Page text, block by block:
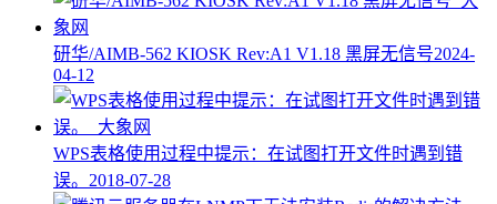
研华/AIMB-562 KIOSK Rev:A1 V1.18 黑屏无信号2024-
04-12
WPS表格使用过程中提示：在试图打开文件时遇到错
误。 2018-07-28